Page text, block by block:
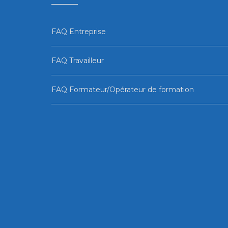
FAQ Entreprise
FAQ Travailleur
FAQ Formateur/Opérateur de formation